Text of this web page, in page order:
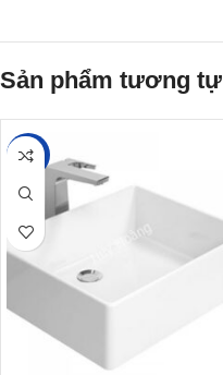
Sản phẩm tương tự
-14%